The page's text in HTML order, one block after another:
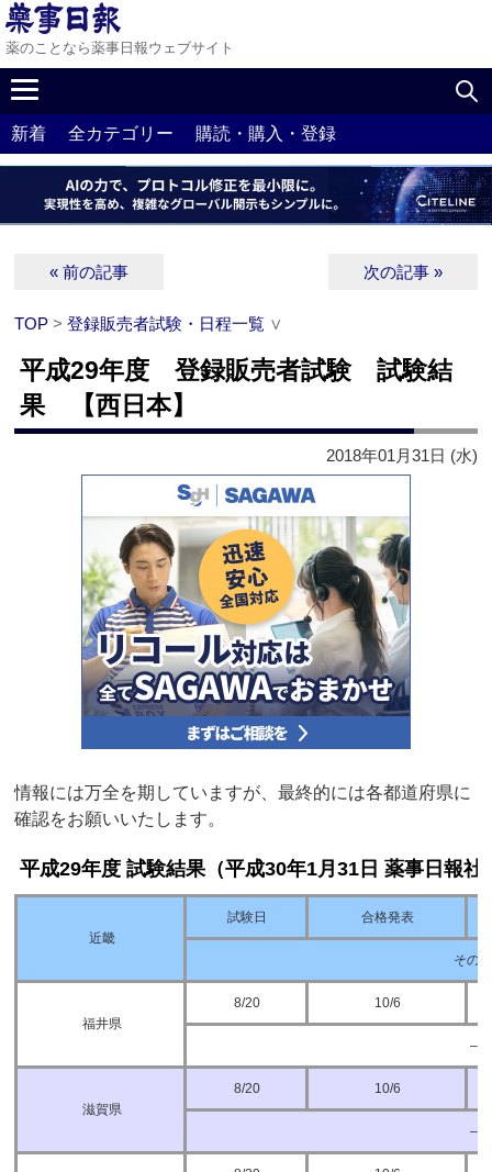
薬のことなら薬事日報ウェブサイト
新着 全カテゴリー 購読・購入・登録
« 前の記事 次の記事 »
TOP >登録販売者試験・日程一覧 ∨
平成29年度 登録販売者試験 試験結
果 【西日本】
2018年01月31日 (水)
情報には万全を期していますが、最終的には各都道府県に
確認をお願いいたします。
平成29年度 試験結果（平成30年1月31日 薬事日報社
近畿
試験日 合格発表
その
福井県
8/20 10/6
–
滋賀県
8/20 10/6
–